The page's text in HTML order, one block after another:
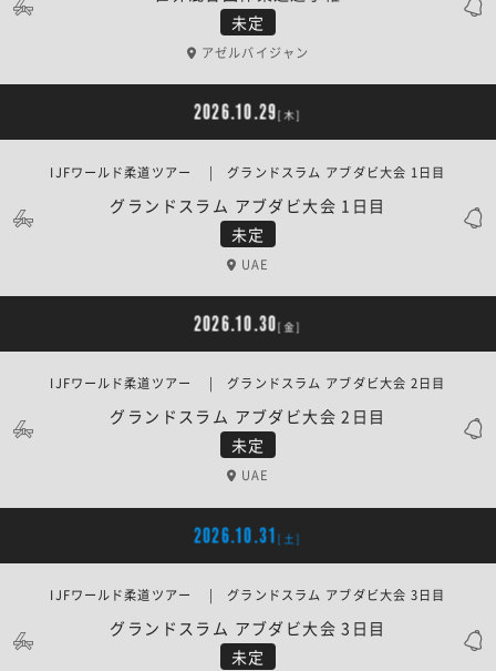
未定
アゼルバイジャン
2026.10.29[木]
未定
グランドスラム アブダビ大会 1日目
IJFワールド柔道ツアー | グランドスラム アブダビ大会 1日目
UAE
2026.10.30[金]
未定
グランドスラム アブダビ大会 2日目
IJFワールド柔道ツアー | グランドスラム アブダビ大会 2日目
UAE
2026.10.31 [土]
未定
グランドスラム アブダビ大会 3日目
IJFワールド柔道ツアー | グランドスラム アブダビ大会 3日目